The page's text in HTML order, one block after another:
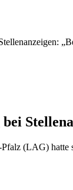
(LAG) hatte